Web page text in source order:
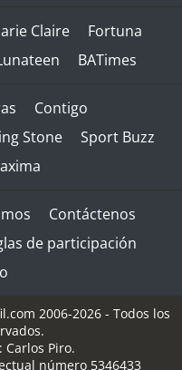
Claire
Fortuna
BATimes
Contigo
Stone
Sport Buzz
Contáctenos
de participación
2006-2026 - Todos los
Piro.
número 5346433